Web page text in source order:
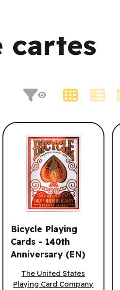
cartes
recherche.Type d'affichage
Bicycle Playing
Cards - 140th
Anniversary (EN)
The United States
Playing Card Company